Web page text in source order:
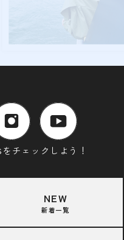
チェックしよう！
NEW
新着一覧